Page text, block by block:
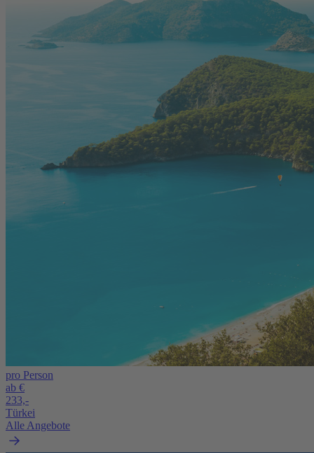
pro Person
ab €
233,-
Türkei
Alle Angebote